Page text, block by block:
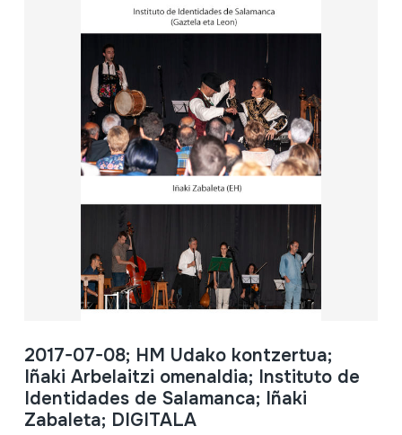
2017-07-08; HM Udako kontzertua;
Iñaki Arbelaitzi omenaldia; Instituto de
Identidades de Salamanca; Iñaki
Zabaleta; DIGITALA